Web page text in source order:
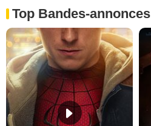
Top Bandes-annonces